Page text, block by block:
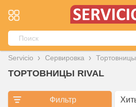
Servicio Сервировка Тортовницы
ТОРТОВНИЦЫ RIVAL
Фильтр